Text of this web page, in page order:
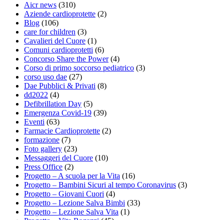
Aicr news (310)
Aziende cardioprotette (2)
Blog (106)
care for children (3)
Cavalieri del Cuore (1)
Comuni cardioprotetti (6)
Concorso Share the Power(4)
Corso di primo soccorso pediatrico (3)
corso uso dae (27)
Dae Pubblici & Privati (8)
dd2022 (4)
Defibrillation Day (5)
Emergenza Covid-19 (39)
Eventi (63)
Farmacie Cardioprotette (2)
formazione (7)
Foto gallery (23)
Messaggeri del Cuore (10)
Press Office (2)
Progetto – A scuola per la Vita (16)
Progetto – Bambini Sicuri al tempo Coronavirus (3)
Progetto – Giovani Cuori (4)
Progetto – Lezione Salva Bimbi (33)
Progetto – Lezione Salva Vita (1)